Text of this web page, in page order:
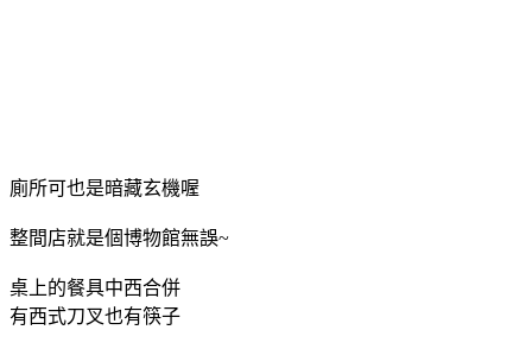
廁所可也是暗藏玄機喔
整間店就是個博物館無誤~
桌上的餐具中西合併
有西式刀叉也有筷子